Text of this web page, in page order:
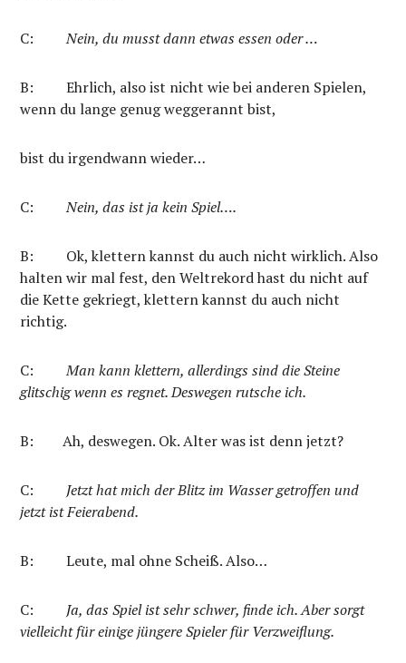
C: Nein, du musst dann etwas essen oder …
B:
Ehrlich, also ist nicht wie bei anderen Spielen,
wenn du lange genug weggerannt bist,
bist du irgendwann wieder…
C: Nein, das ist ja kein Spiel….
B:
Ok, klettern kannst du auch nicht wirklich. Also
halten wir mal fest, den Weltrekord hast du nicht auf
die Kette gekriegt, klettern kannst du auch nicht
richtig.
C:
Man kann klettern, allerdings sind die Steine
glitschig wenn es regnet. Deswegenrutsche ich.
B: Ah, deswegen. Ok. Alter was ist denn jetzt?
C:
Jetzt hat mich der Blitz im Wasser getroffen und
jetzt ist Feierabend.
B: Leute, mal ohne Scheiß. Also…
C:
Ja, das Spiel ist sehr schwer, finde ich. Aber sorgt
vielleicht für einige jüngere Spieler für Verzweiflung.